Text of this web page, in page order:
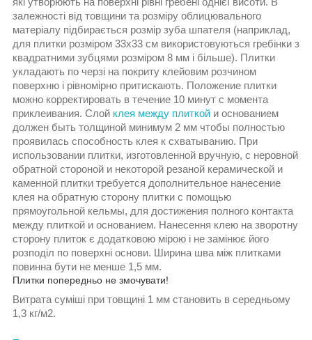
залежності від товщини та розміру облицювального
матеріалу підбирається розмір зуба шпателя (наприклад,
для плитки розміром 33х33 см використовуються гребінки з
квадратними зубцями розміром 8 мм і більше). Плитки
укладають по черзі на покриту клейовим розчином
поверхню і рівномірно притискають. Положение плитки
можно корректировать в течение 10 минут с момента
приклеивания. Слой клея между плиткой и основанием
должен быть толщиной минимум 2 мм чтобы полностью
проявилась способность клея к схватыванию. При
использовании плитки, изготовленной вручную, с неровной
обратной стороной и некоторой резаной керамической и
каменной плитки требуется дополнительное нанесение
клея на обратную сторону плитки с помощью
прямоугольной кельмы, для достижения полного контакта
между плиткой и основанием. Нанесення клею на зворотну
сторону плиток є додатковою мірою і не замінює його
розподіл по поверхні основи. Ширина шва між плитками
повинна бути не менше 1,5 мм.
Плитки попередньо не змочувати!
Витрата суміші при товщині 1 мм становить в середньому
1,3 кг/м2.